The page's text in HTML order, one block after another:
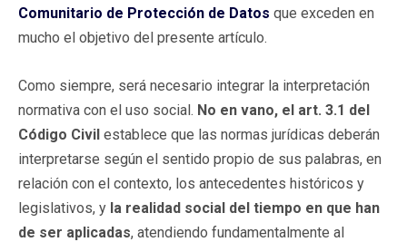
Comunitario de Protección de Datos que exceden en
mucho el objetivo del presente artículo.
Como siempre, será necesario integrar la interpretación
normativa con el uso social. No en vano, el art. 3.1 del
Código Civil establece que las normas jurídicas deberán
interpretarse según el sentido propio de sus palabras, en
relación con el contexto, los antecedentes históricos y
legislativos, y la realidad social del tiempo en que han
de ser aplicadas, atendiendo fundamentalmente al